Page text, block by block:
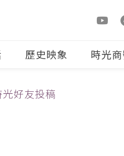
歷史映象 時光
好友投稿